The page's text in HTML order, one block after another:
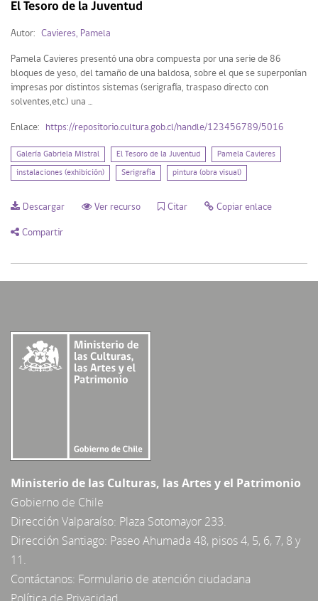
Other (1)
Mi Repositorio
Acceder
Registrarse
El Tesoro de la Juventud
Autor: Cavieres, Pamela
Pamela Cavieres presentó una obra compuesta por una serie de 86
bloques de yeso, del tamaño de una baldosa, sobre el que se superponían
impresas por distintos sistemas (serigrafía, traspaso directo con
solventes,etc.) una ...
Enlace: https://repositorio.cultura.gob.cl/handle/123456789/5016
Galería Gabriela Mistral El Tesoro de la Juventud Pamela Cavieres
instalaciones (exhibición) Serigrafía pintura (obra visual)
Descargar Ver recurso Citar Copiar enlace
Compartir
Ministerio de las Culturas, las Artes y el Patrimonio
Gobierno de Chile
Dirección Valparaíso: Plaza Sotomayor 233.
Dirección Santiago: Paseo Ahumada 48, pisos 4, 5, 6, 7, 8 y
11.
Contáctanos: Formulario de atención ciudadana